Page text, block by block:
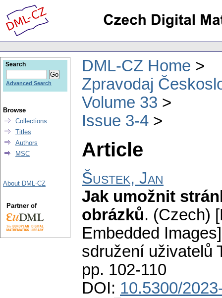
DML-CZ Home
Zpravodaj
Volume 33
Issue 3-4
Article
Šustek, Jan
Jak umožnit
obrázků. (Czech)
Embedded
sdružení uživatelů
pp. 102-110
DOI: 10.5300/
Search
Advanced Search
Browse
Collections
Titles
Authors
MSC
About DML-CZ
Partner of